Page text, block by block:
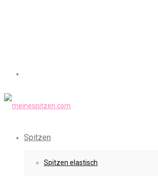
Spitzen
Spitzen elastisch